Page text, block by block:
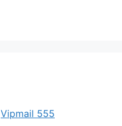
Vipmail 555